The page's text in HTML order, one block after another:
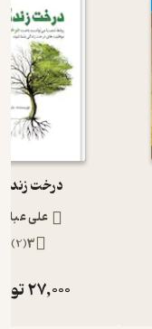
درخت
علی
3
(
2
)
27,000